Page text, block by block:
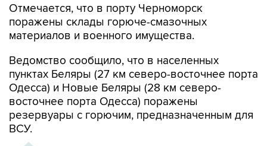
Отмечается, что в порту Черноморск
поражены склады горюче-смазочных
материалов и военного имущества.
Ведомство сообщило, что в населенных
пунктах Беляры (27 км северо-восточнее порта
Одесса) и Новые Беляры (28 км северо-
восточнее порта Одесса) поражены
резервуары с горючим, предназначенным для
ВСУ.